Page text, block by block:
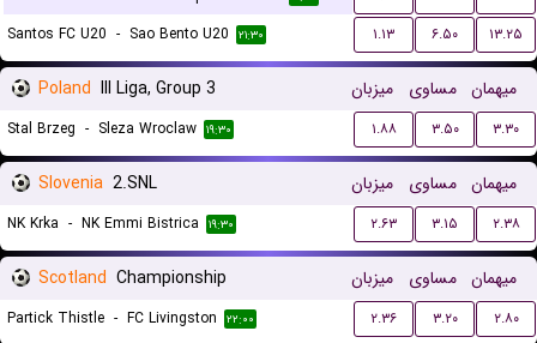
Santos FC U20 - Sao Bento U20 ۲۱:۳۰ ۱.۱۳ ۶.۵۰ ۱۳.۲۵
Poland III Liga, Group 3 میزبان مساوی میهمان
Stal Brzeg - Sleza Wroclaw ۱۹:۳۰ ۱.۸۸ ۳.۵۰ ۳.۳۰
Slovenia 2.SNL میزبان مساوی میهمان
NK Krka - NK Emmi Bistrica ۱۹:۳۰ ۲.۶۳ ۳.۱۵ ۲.۳۸
Scotland Championship میزبان مساوی میهمان
Partick Thistle - FC Livingston ۲۲:۰۰ ۲.۳۶ ۳.۲۰ ۲.۸۰